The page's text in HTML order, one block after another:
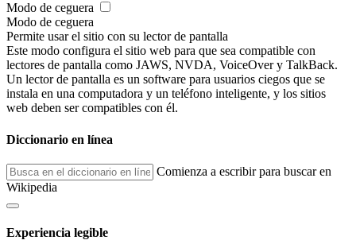
Modo de ceguera
Modo de ceguera
Permite usar el sitio con su lector de pantalla
Este modo configura el sitio web para que sea compatible con
lectores de pantalla como JAWS, NVDA, VoiceOver y TalkBack.
Un lector de pantalla es un software para usuarios ciegos que se
instala en una computadora y un teléfono inteligente, y los sitios
web deben ser compatibles con él.
Diccionario en línea
Comienza a escribir para buscar en
Wikipedia
Experiencia legible